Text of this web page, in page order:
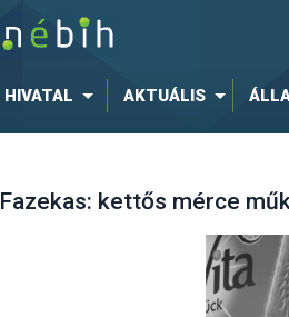
HIVATAL AKTUÁLIS
Fazekas: kettős mérce